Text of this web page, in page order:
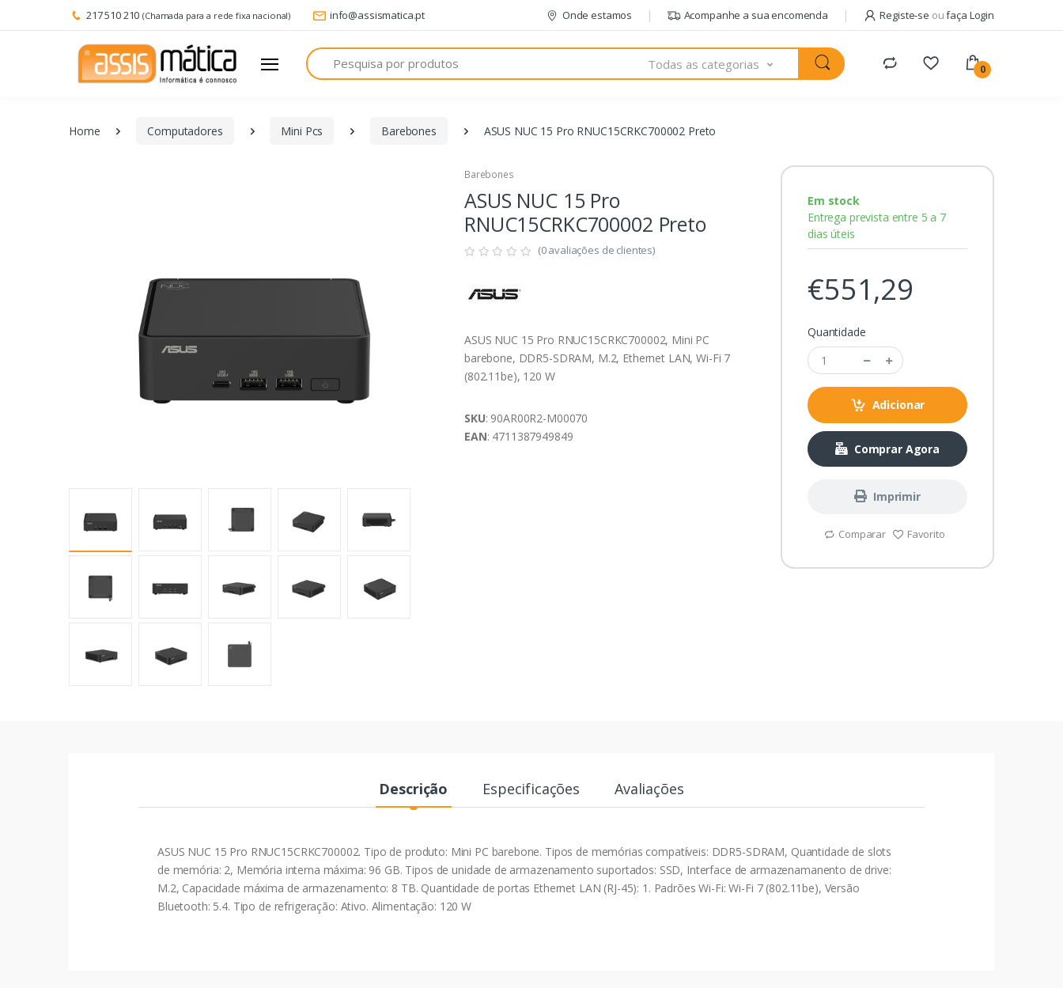
217 510 210 (Chamada para a rede fixa nacional) info@assismatica.pt Onde estamos Acompanhe a sua encomenda Registe-se oufaça Login
Pesquisa
Todas as categorias 0
Home Computadores Mini Pcs Barebones ASUS NUC 15 Pro RNUC15CRKC700002 Preto
Barebones
ASUS NUC 15 Pro
RNUC15CRKC700002 Preto
(0 avaliações de clientes)
ASUS NUC 15 Pro RNUC15CRKC700002, Mini PC
barebone, DDR5-SDRAM, M.2, Ethernet LAN, Wi-Fi 7
(802.11be), 120 W
SKU: 90AR00R2-M00070
EAN: 4711387949849
Em stock
Entrega prevista entre 5 a 7
dias úteis
€551,29
Quantidade
Adicionar
Comprar Agora
Imprimir
Comparar Favorito
Descrição Especificações Avaliações
ASUS NUC 15 Pro RNUC15CRKC700002. Tipo de produto: Mini PC barebone. Tipos de memórias compatíveis: DDR5-SDRAM, Quantidade de slots
de memória: 2, Memória interna máxima: 96 GB. Tipos de unidade de armazenamento suportados: SSD, Interface de armazenamanento de drive:
M.2, Capacidade máxima de armazenamento: 8 TB. Quantidade de portas Ethernet LAN (RJ-45): 1. Padrões Wi-Fi: Wi-Fi 7 (802.11be), Versão
Bluetooth: 5.4. Tipo de refrigeração: Ativo. Alimentação: 120 W